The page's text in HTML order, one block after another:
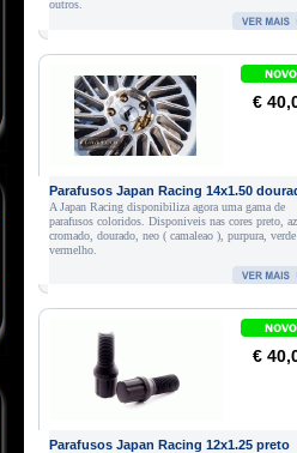
outros.
€
Parafusos Japan Racing 14x1.50
A Japan Racing disponibiliza agora uma gama de
parafusos coloridos. Disponiveis nas cores preto,
cromado, dourado, neo ( camaleao ), purpura,
vermelho.
€
Parafusos Japan Racing 12x1.25 preto